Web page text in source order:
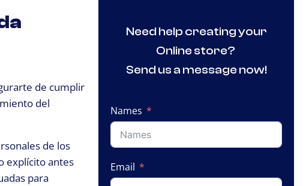
de cumplir
del
de los
explícito antes
para
Need help creating your
Online store?
Send us a message now!
Names
Email